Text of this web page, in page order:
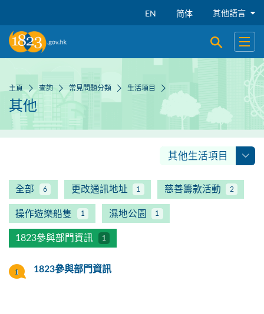
EN 简体 其他語言
開啟搜尋
開啟
主頁 查詢 常見問題分類 生活項目
其他
其他生活項目
全部 6 更改通訊地址 1 慈善籌款活動 2
操作遊樂船隻 1 濕地公園 1
1823參與部門資訊 1
1823參與部門資訊